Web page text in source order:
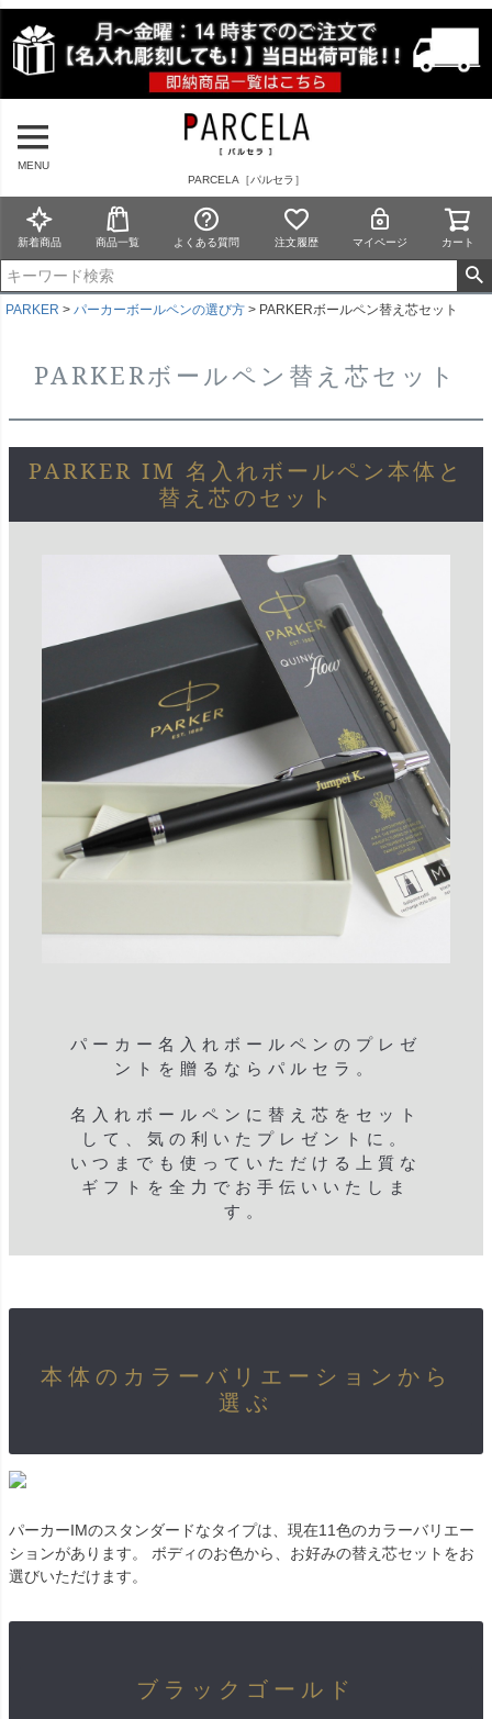
MENU
PARCELA［パルセラ］
新着商品 商品一覧 よくある質問 注文履歴 マイページ カート
PARKER パーカーボールペンの選び方 PARKERボールペン替え芯セット
PARKERボールペン替え芯セット
PARKER IM 名入れボールペン本体と
替え芯のセット
パーカー名入れボールペンのプレゼ
ントを贈るならパルセラ。
名入れボールペンに替え芯をセット
して、気の利いたプレゼントに。
いつまでも使っていただける上質な
ギフトを全力でお手伝いいたしま
す。
本体のカラーバリエーションから
選ぶ
パーカーIMのスタンダードなタイプは、現在11色のカラーバリエー
ションがあります。 ボディのお色から、お好みの替え芯セットをお
選びいただけます。
ブラックゴールド